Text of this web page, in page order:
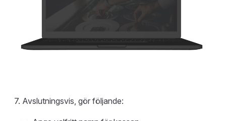
Avslutningsvis, gör följande: